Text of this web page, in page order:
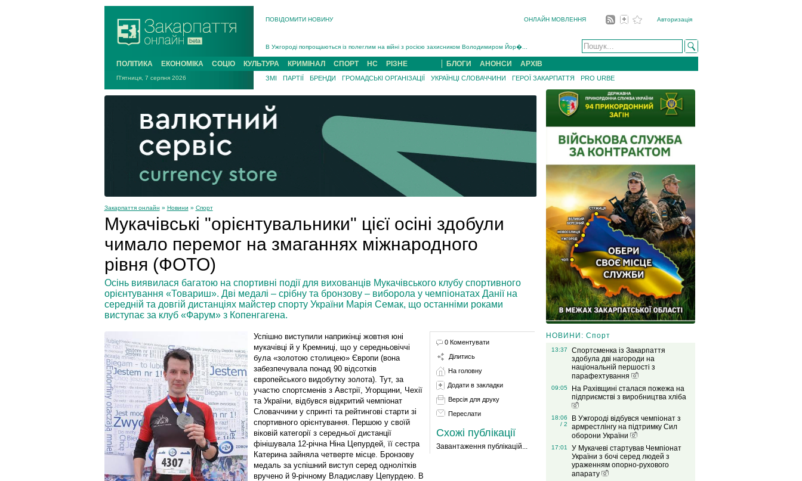
ПОВІДОМИТИ НОВИНУ ОНЛАЙН МОВЛЕННЯ
Авторизація
В Ужгороді 5 серпня попрощаються із захисником Богданом Югасом, який два роки �...
Підтвердили загибель захисника із Нанкова на Хустщині Юліана Гербея (ФОТО)[/gree...
На війні з рф поліг військовий з Виноградова Ігнат Роздяловський (ФОТО)...
ПОЛІТИКА ЕКОНОМІКА СОЦІО КУЛЬТУРА КРИМІНАЛ СПОРТ НС РІЗНЕ БЛОГИ АНОНСИ АРХІВ
П'ятниця, 7 серпня 2026 ЗМІ ПАРТІЇ БРЕНДИ ГРОМАДСЬКІ ОРГАНІЗАЦІЇ УКРАЇНЦІ СЛОВАЧЧИНИ ГЕРОЇ ЗАКАРПАТТЯ PRO URBE
Закарпаття онлайн » Новини » Спорт
Мукачівські "орієнтувальники" цієї осіні здобули
чимало перемог на змаганнях міжнародного
рівня (ФОТО)
Осінь виявилася багатою на спортивні події для вихованців Мукачівського клубу спортивного
орієнтування «Товариш». Дві медалі – срібну та бронзову – виборола у чемпіонатах Данії на
середній та довгій дистанціях майстер спорту України Марія Семак, що останніми роками
виступає за клуб «Фарум» з Копенгагена.
Успішно виступили наприкінці жовтня юні
мукачівці й у Кремниці, що у середньовіччі
була «золотою столицею» Європи (вона
забезпечувала понад 90 відсотків
європейського видобутку золота). Тут, за
участю спортсменів з Австрії, Угорщини, Чехії
та України, відбувся відкритий чемпіонат
Словаччини у спринті та рейтингові старти зі
спортивного орієнтування. Першою у своїй
віковій категорії з середньої дистанції
фінішувала 12-річна Ніна Цепурдей, її сестра
Катерина зайняла четверте місце. Бронзову
медаль за успішний виступ серед однолітків
вручено й 9-річному Владиславу Цепурдею. В
0 Коментувати
Ділитись
На головну
Додати в закладки
Версія для друку
Переслати
Схожі публікації
Завантаження публікацій...
НОВИНИ: Спорт
13:37
Спортсменка із Закарпаття
здобула дві нагороди на
національній першості з
парафехтування
09:05
На Рахівщині сталася пожежа на
підприємстві з виробництва хліба
18:06
/ 2
В Ужгороді відбувся чемпіонат з
армрестлінгу на підтримку Сил
оборони України
17:01
У Мукачеві стартував Чемпіонат
України з бочі серед людей з
ураженням опорно-рухового
апарату